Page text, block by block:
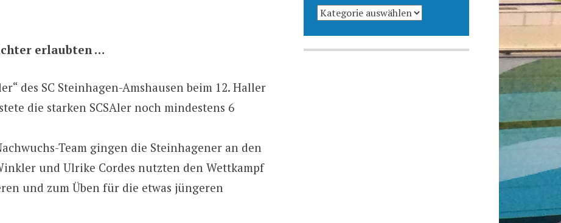
erlaubten …
des SC Steinhagen-Amshausen beim 12. Haller
die starken SCSAler noch mindestens 6
Team gingen die Steinhagener an den
und Ulrike Cordes nutzten den Wettkampf
und zum Üben für die etwas jüngeren
KATEGORIEN